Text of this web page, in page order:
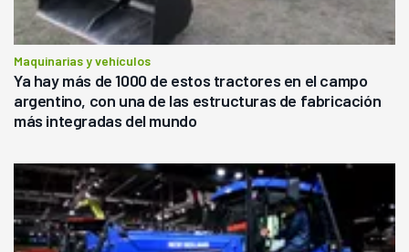
Maquinarias y vehículos
Ya hay más de 1000 de estos tractores en el campo
argentino, con una de las estructuras de fabricación
más integradas del mundo